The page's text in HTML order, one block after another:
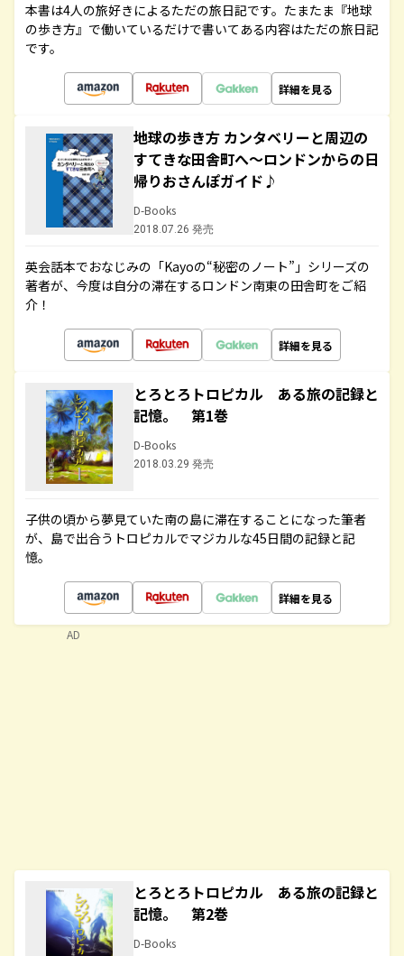
本書は4人の旅好きによるただの旅日記です。たまたま『地球
の歩き方』で働いているだけで書いてある内容はただの旅日記
です。
詳細を見る
地球の歩き方 カンタベリーと周辺の
すてきな田舎町へ～ロンドンからの日
帰りおさんぽガイド♪
D-Books
2018.07.26 発売
英会話本でおなじみの「Kayoの“秘密のノート”」シリーズの
著者が、今度は自分の滞在するロンドン南東の田舎町をご紹
介！
詳細を見る
とろとろトロピカル ある旅の記録と
記憶。 第1巻
D-Books
2018.03.29 発売
子供の頃から夢見ていた南の島に滞在することになった筆者
が、島で出合うトロピカルでマジカルな45日間の記録と記
憶。
詳細を見る
とろとろトロピカル ある旅の記録と
記憶。 第2巻
D-Books
AD